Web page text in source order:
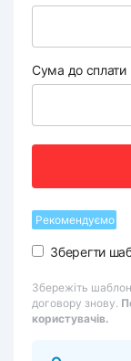
Сума до сплати
Рекомендуємо
Зберегти
Збережіть
договору знову.
користувачів.